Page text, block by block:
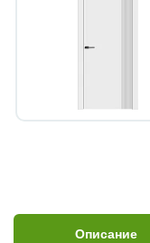
Описание